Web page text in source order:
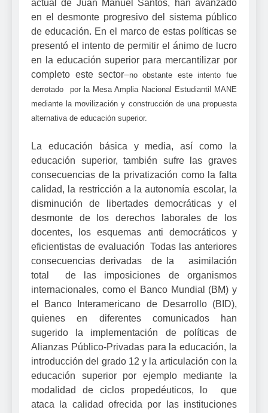
actual de Juan Manuel Santos, han avanzado
en el desmonte progresivo del sistema público
de educación. En el marco de estas políticas se
presentó el intento de permitir el ánimo de lucro
en la educación superior para mercantilizar por
completo este sector no obstante este intento fue
derrotado por la Mesa Amplia Nacional Estudiantil MANE
mediante la movilización y construcción de una propuesta
alternativa de educación superior.
La educación básica y media, así como la
educación superior, también sufre las graves
consecuencias de la privatización como la falta
calidad, la restricción a la autonomía escolar, la
disminución de libertades democráticas y el
desmonte de los derechos laborales de los
docentes, los esquemas anti democráticos y
eficientistas de evaluación Todas las anteriores
consecuencias derivadas de la asimilación
total de las imposiciones de organismos
internacionales, como el Banco Mundial (BM) y
el Banco Interamericano de Desarrollo (BID),
quienes en diferentes comunicados han
sugerido la implementación de políticas de
Alianzas Público-Privadas para la educación, la
introducción del grado 12 y la articulación con la
educación superior por ejemplo mediante la
modalidad de ciclos propedéuticos, lo que
ataca la calidad ofrecida por las instituciones